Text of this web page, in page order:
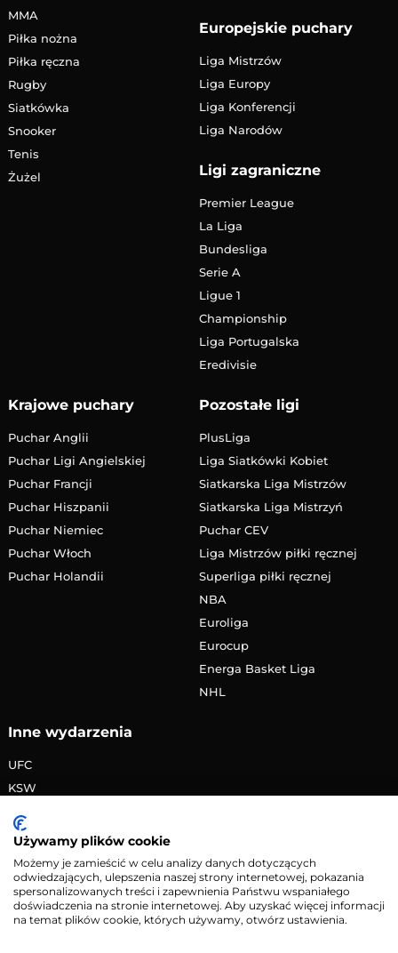
MMA
Piłka nożna
Piłka ręczna
Rugby
Siatkówka
Snooker
Tenis
Żużel
Europejskie puchary
Liga Mistrzów
Liga Europy
Liga Konferencji
Liga Narodów
Ligi zagraniczne
Premier League
La Liga
Bundesliga
Serie A
Ligue 1
Championship
Liga Portugalska
Eredivisie
Krajowe puchary
Puchar Anglii
Puchar Ligi Angielskiej
Puchar Francji
Puchar Hiszpanii
Puchar Niemiec
Puchar Włoch
Puchar Holandii
Pozostałe ligi
PlusLiga
Liga Siatkówki Kobiet
Siatkarska Liga Mistrzów
Siatkarska Liga Mistrzyń
Puchar CEV
Liga Mistrzów piłki ręcznej
Superliga piłki ręcznej
NBA
Euroliga
Eurocup
Energa Basket Liga
NHL
Inne wydarzenia
UFC
KSW
PRIME MMA
Żużlowa Ekstraliga
Speedway Grand Prix
Skoki narciarskie
Używamy plików cookie
Możemy je zamieścić w celu analizy danych dotyczących
odwiedzających, ulepszenia naszej strony internetowej, pokazania
spersonalizowanych treści i zapewnienia Państwu wspaniałego
doświadczenia na stronie internetowej. Aby uzyskać więcej informacji
na temat plików cookie, których używamy, otwórz ustawienia.